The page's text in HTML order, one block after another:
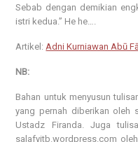
Sebab dengan demikian
istri kedua.” He he….
Artikel: Adni Kurniawan Abū
NB:
Bahan untuk menyusun
yang pernah diberikan oleh
Ustadz Firanda. Juga
salafyitb.wordpress.com